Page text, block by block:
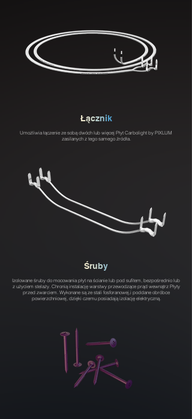
Łącznik
Umożliwia łączenie ze sobą dwóch lub więcej Płyt Carbolight by PIXLUM
zasilanych z tego samego źródła.
Śruby
Izolowane śruby do mocowania płyt na ścianie lub pod sufitem, bezpośrednio lub
z użyciem stelaży. Chronią instalację warstwy przewodzące prąd wewnątrz Płyty
przed zwarciem. Wykonane są ze stali fosforanowej, i poddane obróbce
powierzchniowej, dzięki czemu posiadają izolację elektryczną.